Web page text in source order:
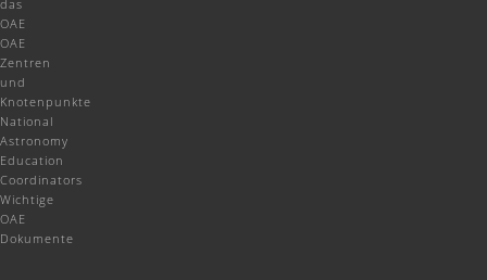
das
OAE
OAE
Zentren
und
Knotenpunkte
National
Astronomy
Education
Coordinators
Wichtige
OAE
Dokumente